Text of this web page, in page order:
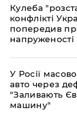
Кулеба
конфлікті
попередив
напруженості
У Росії
авто через
"Заливають
машину"